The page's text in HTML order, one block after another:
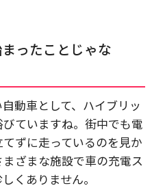
ったことじゃな
動車として、ハイブリッ
ていますね。街中でも電
ずに走っているのを見か
ざまな施設で車の充電ス
くありません。